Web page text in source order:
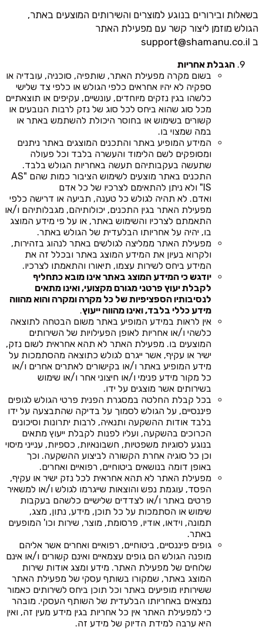
בשאלות ובירורים בנוגע למוצרים והשירותים המוצעים באתר,
הגולש מוזמן ליצור קשר עם מפעילת האתר
ב support@shamanu.co.il
הגבלת אחריות
בשום מקרה מפעילת האתר, שותפיה, סוכניה, עובדיה או
ספקיה לא יהיו אחראים כלפי הגולש או כלפי צד שלישי
כלשהו בגין נזקים מיוחדים, עונשיים, עקיפים או תוצאתיים
מכל סוג שהוא ביחס לכל סוג של נזק לרבות הנובעים או
קשורים בשימוש או בחוסר היכולת להשתמש באתר או
במה שמצוי בו.
המידע המופיע באתר והתכנים המוצגים באתר ניתנים
ומסופקים לשם הלימוד והעשרה בלבד וכל פעולה
שתעשה בעקבותיהם תעשה באחריות הגולש בלבד.
התכנים באתר מוצעים לשימוש הציבור כמות שהם "AS
IS" ולא ניתן להתאימם לצרכיו של כל אדם
ואדם. לא תהיה לגולש כל טענה, תביעה או דרישה כלפי
מפעילת האתר בגין התכנים, יכולותיהם, מגבלותיהם ו/או
התאמתם לצרכיו והשימוש באתר, או על פי מידע המוצג
בו, יהיה על אחריותו הבלעדית של הגולש באתר.
מפעילת האתר ממליצה לגולשים באתר לנהוג בזהירות,
ולקרוא בעיון את המידע המוצג באתר ובכלל זה את
המידע ביחס לשירות עצמו, תיאורו והתאמתו לצרכיו.
יודגש כי המידע המוצג באתר אינו מובא כתחליף
לקבלת יעוץ פרטני מגורם מקצועי, ואינו מתאים
לנסיבותיו הספציפיות של כל מקרה ומקרה והוא מהווה
מידע כללי בלבד, ואינו מהווה ייעוץ.
אין לראות במידע המופיע באתר משום הבטחה לתוצאה
כלשהי ו/או אחריות לאופן הפעילויות של השירותים
המוצעים בו. מפעילת האתר לא תהא אחראית לשום נזק,
ישיר או עקיף, אשר ייגרם לגולש כתוצאה מהסתמכות על
מידע המופיע באתר ו/או בקישורים לאתרים אחרים ו/או
כל מקור מידע פנימי ו/או חיצוני אחר ו/או שימוש
בשירותים אשר מוצגים על ידו.
בכל קבלת החלטה במסגרת הפנית פרטי הגולש לגופים
פיננסיים, על הגולש לסמוך על בדיקה שהתבצעה על ידו
בלבד אודות ההשקעה ותנאיה, לרבות יתרונות וסיכונים
הכרוכים בהשקעה, ועליו לפנות לקבלת ייעוץ מתאים
בנוגע לסוגיות משפטיות, חשבונאיות, כספיות, ענייני מיסוי
וכן כל סוגיה אחרת הקשורה לביצוע ההשקעה. וכך
באופן דומה בנושאים ביטוחיים, רפואיים ואחרים.
מפעילת האתר לא תהא אחראית לכל נזק ישיר או עקיף,
הפסד, עוגמת נפש והוצאות שייגרמו לגולש ו/או למשאיר
פרטים באתר ו/או לצדדים שלישיים כלשהם בעקבות
שימוש או הסתמכות על כל תוכן, מידע, נתון, מצג,
תמונה, וידאו, אודיו, פרסומת, מוצר, שירות וכו' המופעים
באתר.
גופים פיננסיים, ביטוחיים, רפואיים ואחרים אשר אליהם
מופנה הגולש הם גופים עצמאיים ואינם קשורים ו/או אינם
שלוחים של מפעילת האתר. מידע ומצג אודות שירות
המוצג באתר, שמקורו בשותף עסקי של מפעילת האתר
ששירותיו מופיעים באתר וכל תוכן ביחס לשירותים כאמור
נמצאים באחריותו הבלעדית של השותף העסקי. מובהר
כי למפעילת האתר אין כל אחריות בגין מידע מעין זה, ואין
היא ערבה למידת הדיוק של מידע זה.